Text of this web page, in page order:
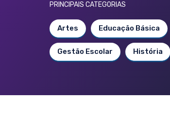
PRINCIPAIS CATEGORIAS
Artes Educação Básica
Gestão Escolar História